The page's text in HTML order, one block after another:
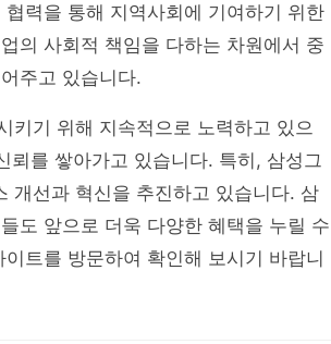
력을 통해 지역사회에 기여하기 위한
의 사회적 책임을 다하는 차원에서 중
주고 있습니다.
키기 위해 지속적으로 노력하고 있으
뢰를 쌓아가고 있습니다. 특히, 삼성그
개선과 혁신을 추진하고 있습니다. 삼
도 앞으로 더욱 다양한 혜택을 누릴 수
이트를 방문하여 확인해 보시기 바랍니